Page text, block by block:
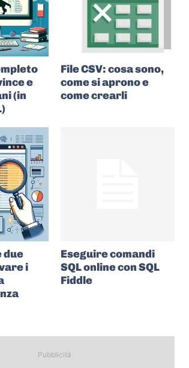
e
(in
File CSV: cosa sono,
come si aprono e
come crearli
due
i
Eseguire comandi
SQL online con SQL
Fiddle
Pubblicità